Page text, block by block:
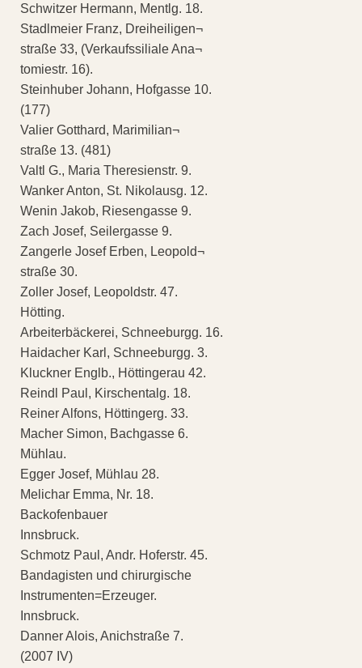
Schwitzer Hermann, Mentlg. 18.
Stadlmeier Franz, Dreiheiligen¬
straße 33, (Verkaufssiliale Ana¬
tomiestr. 16).
Steinhuber Johann, Hofgasse 10.
(177)
Valier Gotthard, Marimilian¬
straße 13. (481)
Valtl G., Maria Theresienstr. 9.
Wanker Anton, St. Nikolausg. 12.
Wenin Jakob, Riesengasse 9.
Zach Josef, Seilergasse 9.
Zangerle Josef Erben, Leopold¬
straße 30.
Zoller Josef, Leopoldstr. 47.
Hötting.
Arbeiterbäckerei, Schneeburgg. 16.
Haidacher Karl, Schneeburgg. 3.
Kluckner Englb., Höttingerau 42.
Reindl Paul, Kirschentalg. 18.
Reiner Alfons, Höttingerg. 33.
Macher Simon, Bachgasse 6.
Mühlau.
Egger Josef, Mühlau 28.
Melichar Emma, Nr. 18.
Backofenbauer
Innsbruck.
Schmotz Paul, Andr. Hoferstr. 45.
Bandagisten und chirurgische
Instrumenten=Erzeuger.
Innsbruck.
Danner Alois, Anichstraße 7.
(2007 IV)